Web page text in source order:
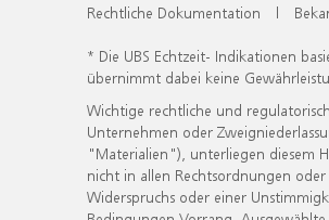
Rechtliche Dokumentation |
* Die UBS Echtzeit- Indikationen
übernimmt dabei keine
Wichtige rechtliche und
Unternehmen oder
"Materialien"), unterliegen diesem
nicht in allen Rechtsordnungen
Widerspruchs oder einer